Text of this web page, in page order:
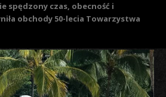
spędzony czas, obecność i
obchody 50-lecia Towarzystwa